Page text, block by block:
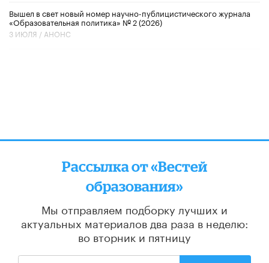
Вышел в свет новый номер научно-публицистического журнала
«Образовательная политика» № 2 (2026)
3 ИЮЛЯ / АНОНС
Рассылка от «Вестей
образования»
Мы отправляем подборку лучших и
актуальных материалов два раза в неделю:
во вторник и пятницу